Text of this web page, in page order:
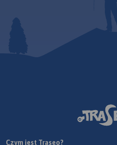
Czym jest Traseo?